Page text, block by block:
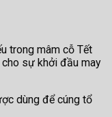
trong mâm cỗ Tết
sự khởi đầu may
dùng để cúng tổ